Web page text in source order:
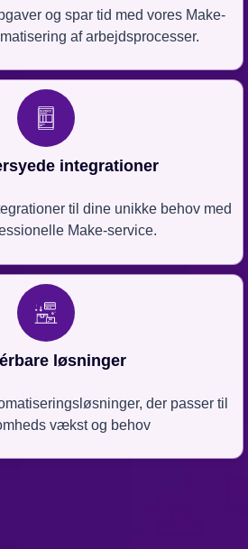
og spar tid med vores Make-
af arbejdsprocesser.
integrationer
til dine unikke behov med
Make-service.
løsninger
der passer til
vækst og behov